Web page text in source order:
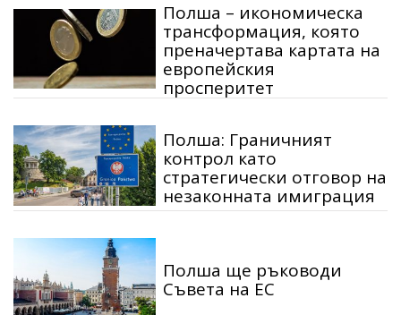
Полша – икономическа
трансформация, която
преначертава картата на
европейския
просперитет
Полша: Граничният
контрол като
стратегически отговор на
незаконната имиграция
Полша ще ръководи
Съвета на ЕС